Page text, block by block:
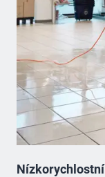
Nízkorychlostní